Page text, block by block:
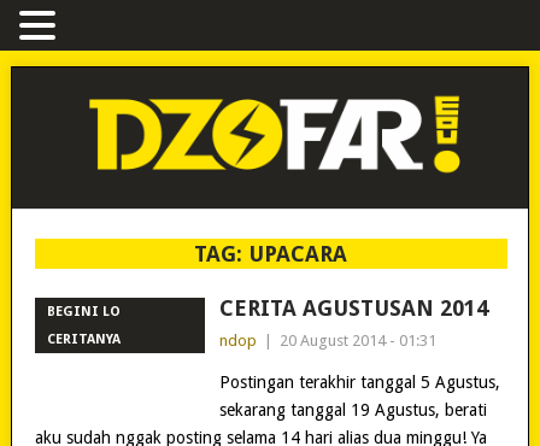
TAG: UPACARA
BEGINI LO
CERITANYA
CERITA AGUSTUSAN 2014
ndop 20 August 2014 - 01:31
Postingan terakhir tanggal 5 Agustus,
sekarang tanggal 19 Agustus, berati
aku sudah nggak posting selama 14 hari alias dua minggu! Ya